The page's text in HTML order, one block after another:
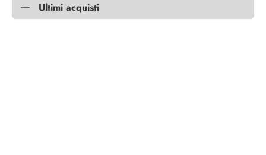
Ultimi acquisti